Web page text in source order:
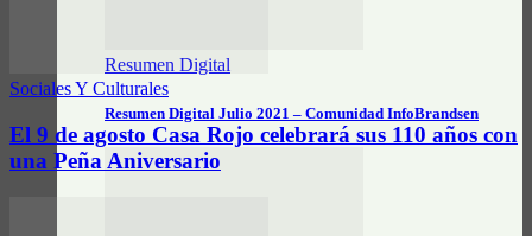
Resumen Digital
Resumen Digital Julio 2021 – Comunidad InfoBrandsen
Sociales Y Culturales
El 9 de agosto Casa Rojo celebrará sus 110 años con
una Peña Aniversario